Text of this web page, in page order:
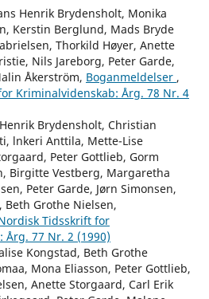
Henrik Brydensholt, Monika
Kerstin Berglund, Mads Bryde
Thorkild Høyer, Anette
Nils Jareborg, Peter Garde,
Åkerström, Boganmeldelser ,
Kriminalvidenskab: Årg. 78 Nr. 4
Brydensholt, Christian
lnkeri Anttila, Mette-Lise
Peter Gottlieb, Gorm
Birgitte Vestberg, Margaretha
Peter Garde, Jørn Simonsen,
Beth Grothe Nielsen,
Tidsskrift for
77 Nr. 2 (1990)
Kongstad, Beth Grothe
Mona Eliasson, Peter Gottlieb,
Anette Storgaard, Carl Erik